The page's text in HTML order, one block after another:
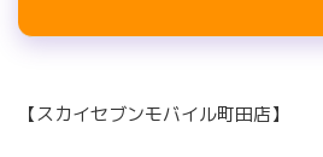
【スカイセブンモバイル町田店】